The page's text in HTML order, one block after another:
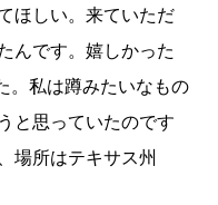
ほしい。来ていただ
んです。嬉しかった
。私は蹲みたいなもの
と思っていたのです
場所はテキサス州